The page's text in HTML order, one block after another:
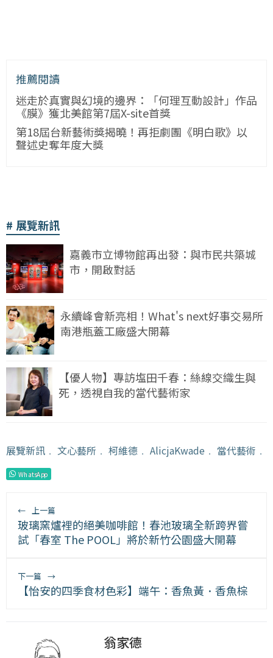
推薦閱讀
迷走於真實與幻境的邊界：「何理互動設計」作品
《膜》獲北美館第7屆X-site首獎
第18屆台新藝術獎揭曉！再拒劇團《明白歌》以
聲述史奪年度大獎
展覽新訊
嘉義市立博物館再出發：與市民共築城
市，開啟對話
永續峰會新亮相！What's next好事交易所
南港瓶蓋工廠盛大開幕
【優人物】專訪塩田千春：絲線交織生與
死，透視自我的當代藝術家
展覽新訊 ﹒ 文心藝所 ﹒ 柯維德 ﹒ AlicjaKwade ﹒ 當代藝術 ﹒
WhatsApp
← 上一篇
玻璃窯爐裡的絕美咖啡館！春池玻璃全新跨界嘗
試「春室 The POOL」將於新竹公園盛大開幕
下一篇 →
【怡安的四季食材色彩】端午：香魚黃．香魚棕
翁家德